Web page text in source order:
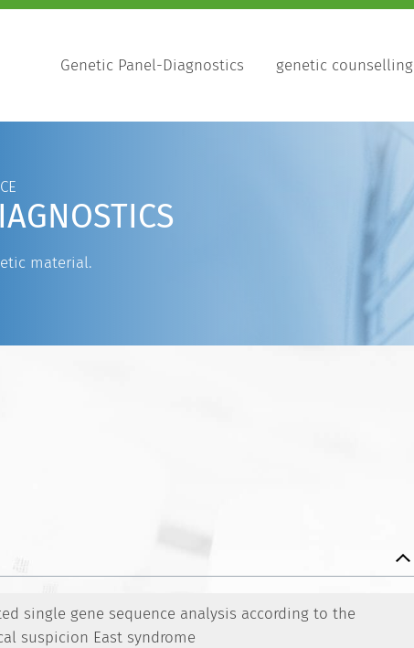
Genetic Panel-Diagnostics genetic counselling
material.
single gene sequence analysis according to the
suspicion East syndrome